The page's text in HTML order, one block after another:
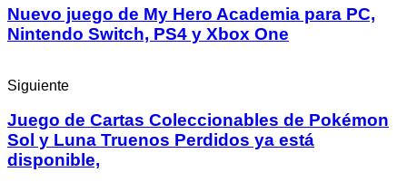
Nuevo juego de My Hero Academia para PC,
Nintendo Switch, PS4 y Xbox One
Siguiente
Juego de Cartas Coleccionables de Pokémon
Sol y Luna Truenos Perdidos ya está
disponible,